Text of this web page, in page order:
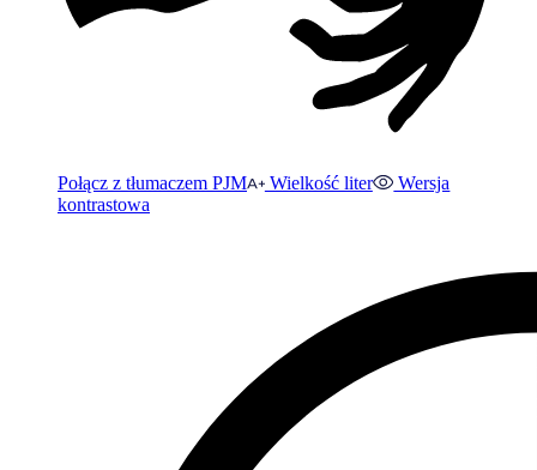
Połącz z tłumaczem PJM Wielkość liter
Wersja
kontrastowa